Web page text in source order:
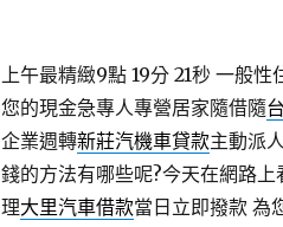
上午最精緻9點 19分 21秒一般性
您的現金急專人專營居家隨借隨
企業週轉新莊汽機車貸款主動派
錢的方法有哪些呢?今天在網路上
理大里汽車借款當日立即撥款 為